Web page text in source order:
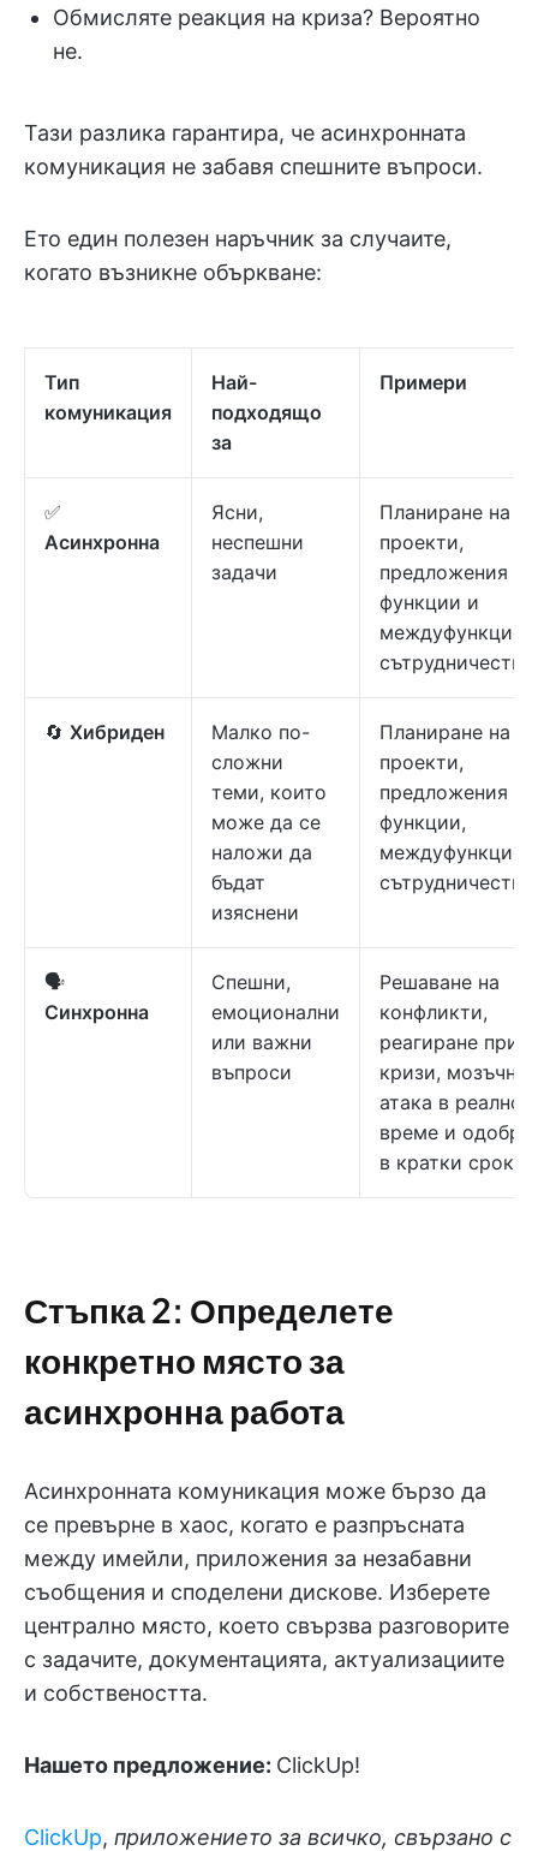
Обмисляте реакция на криза? Вероятно
не.
Тази разлика гарантира, че асинхронната
комуникация не забавя спешните въпроси.
Ето един полезен наръчник за случаите,
когато възникне объркване:
Тип
комуникация
Най-
подходящо
за
Примери
✅
Асинхронна
Ясни,
неспешни
задачи
Планиране на
проекти,
предложения за
функции и
сътрудничество
🔄 Хибриден
Малко по-
сложни
теми, които
може да се
наложи да
бъдат
изяснени
Планиране на
проекти,
предложения за
функции,
сътрудничество
🗣️
Синхронна
Спешни,
емоционални
или важни
въпроси
Решаване на
конфликти,
реагиране при
кризи, мозъчна
атака в реално
време и
в кратки
Стъпка 2: Определете
конкретно място за
асинхронна работа
Асинхронната комуникация може бързо да
се превърне в хаос, когато е разпръсната
между имейли, приложения за незабавни
съобщения и споделени дискове. Изберете
централно място, което свързва разговорите
с задачите, документацията, актуализациите
и собствеността.
Нашето предложение: ClickUp!
ClickUp, приложението за всичко, свързано с